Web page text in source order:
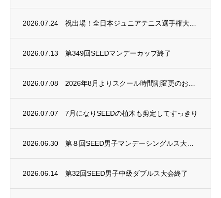
2026.07.24
2026.07.13 第349回SEEDマンデーカップ終了
2026.07.08
2026.07.07 7月になりSEEDの植木も剪定してすっきり
2026.06.30
2026.06.14 第32回SEED男子中級ダブルス大会終了